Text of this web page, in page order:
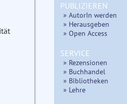
PUBLIZIEREN
» AutorIn werden
» Herausgeben
» Open Access
SERVICE
» Rezensionen
» Buchhandel
» Bibliotheken
» Lehre